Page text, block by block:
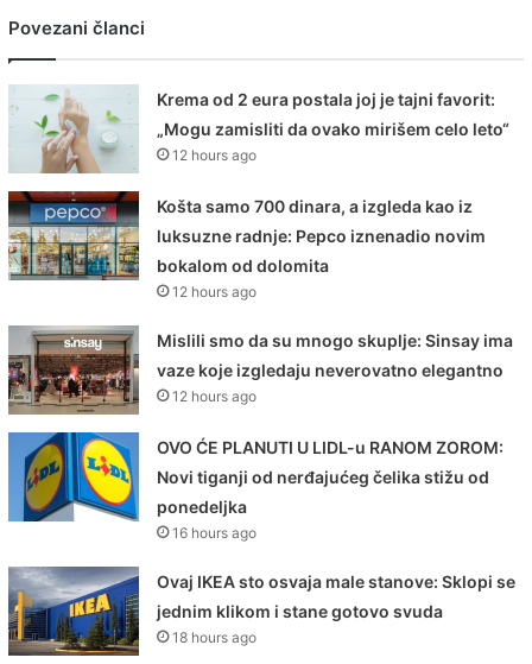
Povezani članci
Krema od 2 eura postala joj je tajni favorit:
„Mogu zamisliti da ovako mirišem celo leto“
12 hours ago
Košta samo 700 dinara, a izgleda kao iz
luksuzne radnje: Pepco iznenadio novim
bokalom od dolomita
12 hours ago
Mislili smo da su mnogo skuplje: Sinsay ima
vaze koje izgledaju neverovatno elegantno
12 hours ago
OVO ĆE PLANUTI U LIDL-u RANOM ZOROM:
Novi tiganji od nerđajućeg čelika stižu od
ponedeljka
16 hours ago
Ovaj IKEA sto osvaja male stanove: Sklopi se
jednim klikom i stane gotovo svuda
18 hours ago